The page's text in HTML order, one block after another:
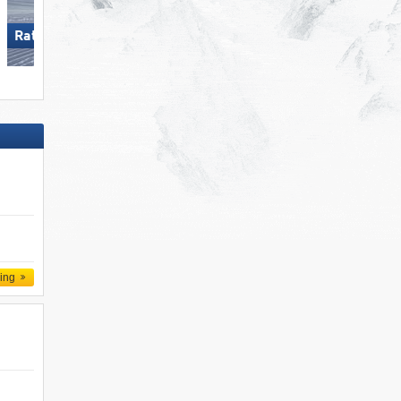
Ratschings-Jaufen Schmitten